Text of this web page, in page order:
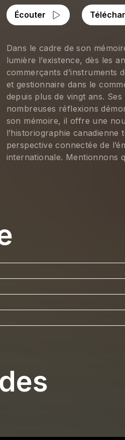
Écouter
Dans le cadre de son
lumière l’existence, dès les
commerçants d’instruments
et gestionnaire dans le
depuis plus de vingt ans.
nombreuses réflexions
son mémoire, il offre une
l’historiographie
perspective connectée de
internationale. Mentionnons